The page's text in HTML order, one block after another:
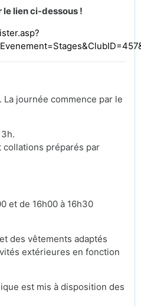
le lien ci-dessous !
La journée commence par le
préparés par
et de 16h00 à 16h30
des vêtements adaptés
extérieures en fonction
est mis à disposition des